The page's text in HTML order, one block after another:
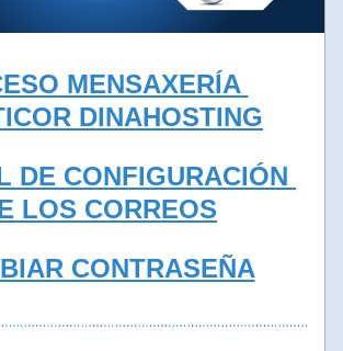
MENSAXERÍA
DINAHOSTING
DE CONFIGURACIÓN
LOS CORREOS
CONTRASEÑA